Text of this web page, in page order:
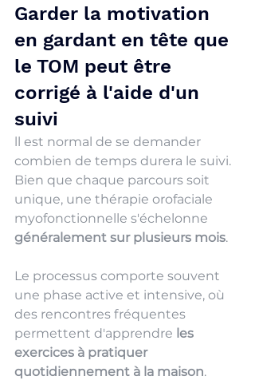
Garder la motivation
en gardant en tête que
le TOM peut être
corrigé à l'aide d'un
suivi
ll est normal de se demander
combien de temps durera le suivi.
Bien que chaque parcours soit
unique, une thérapie orofaciale
myofonctionnelle s'échelonne
généralement sur plusieurs mois.
Le processus comporte souvent
une phase active et intensive, où
des rencontres fréquentes
permettent d'apprendre les
exercices à pratiquer
quotidiennement à la maison.